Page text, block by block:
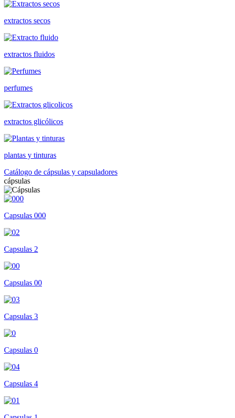
extractos secos
extractos fluidos
perfumes
extractos glicólicos
plantas y tinturas
Catálogo de cápsulas y capsuladores
cápsulas
Capsulas 000
Capsulas 2
Capsulas 00
Capsulas 3
Capsulas 0
Capsulas 4